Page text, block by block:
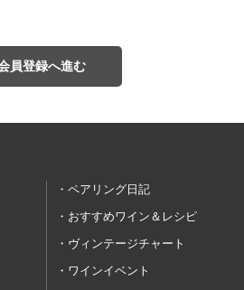
員登録へ進む
ペアリング日記
おすすめワイン＆レシピ
ヴィンテージチャート
ワインイベント